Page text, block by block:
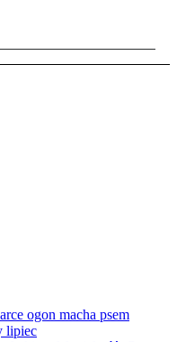
ogon macha psem
lipiec